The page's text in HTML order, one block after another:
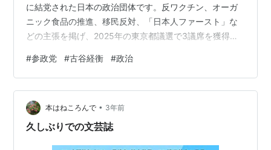
に結党された日本の政治団体です。反ワクチン、オーガ
ニック食品の推進、移民反対、「日本人ファースト」な
どの主張を掲げ、2025年の東京都議選で3議席を獲得し
と言われています。 どんな人が支持してるの？ 参政党の
支持者には、以下のような特徴があります： 年齢層：40
代〜50代の中年層、特に女性が多い。 職業：フリーラン
ス、専業主婦、自営業、パートなど。生活に困窮してい
る人ではなく、普通に働く「市井の人々（庶民）」。 政
#参政党 #古谷経衡 #政治
本はねころんで • 3年前
久しぶりでの文芸誌